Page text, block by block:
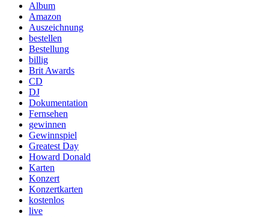
Album
Amazon
Auszeichnung
bestellen
Bestellung
billig
Brit Awards
CD
DJ
Dokumentation
Fernsehen
gewinnen
Gewinnspiel
Greatest Day
Howard Donald
Karten
Konzert
Konzertkarten
kostenlos
live